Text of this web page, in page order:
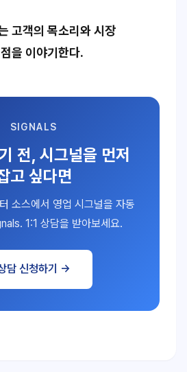
고객의 목소리와 시장
을 이야기한다.
SIGNALS
전, 시그널을 먼저
고 싶다면
소스에서 영업 시그널을 자동
1:1 상담을 받아보세요.
담 신청하기 →